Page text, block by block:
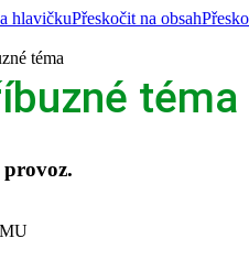
hlavičkuPřeskočit na obsah
téma
téma
provoz.